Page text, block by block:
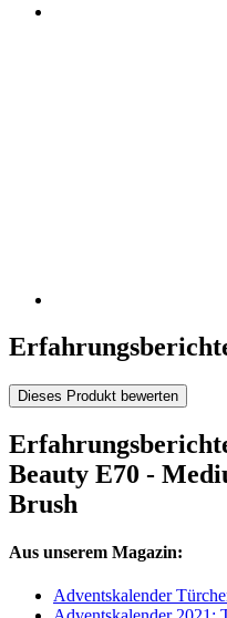
Dieses Produkt bewerten
Beauty E70 -
Brush
Aus unserem Magazin:
Adventskalender